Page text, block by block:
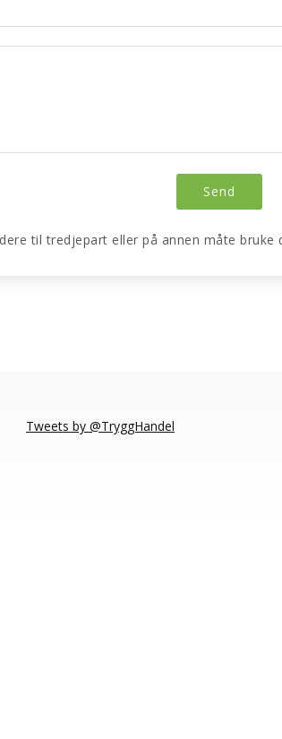
til tredjepart eller på annen måte
Tweets by @TryggHandel